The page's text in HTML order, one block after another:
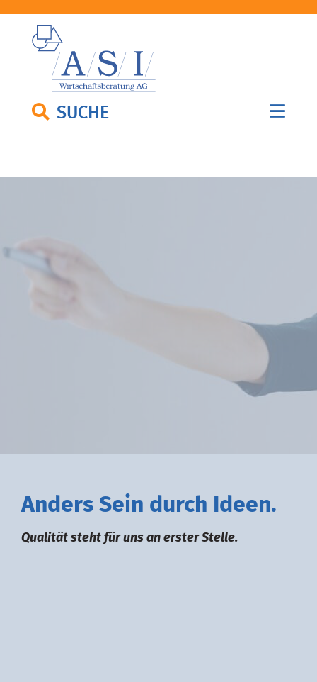
SUCHE
Anders Sein durch deen.
Qualität steht für uns an erster Stelle.